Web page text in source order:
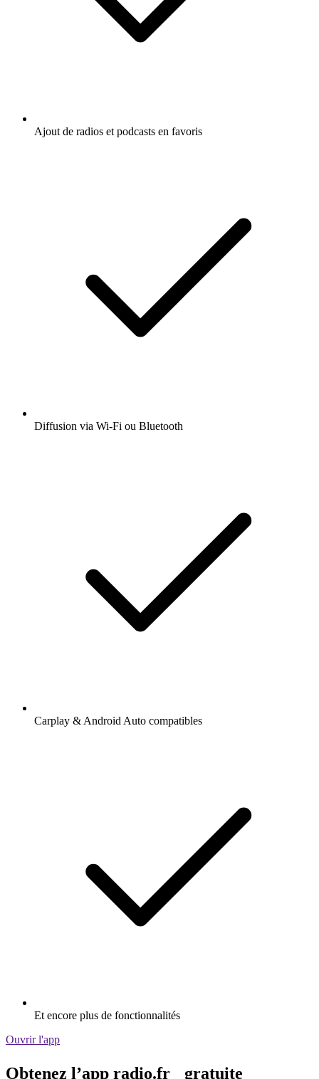
Ajout de radios et podcasts en favoris
Diffusion via Wi-Fi ou Bluetooth
Carplay & Android Auto compatibles
Et encore plus de fonctionnalités
Ouvrir l'app
Obtenez l’app radio.fr gratuite